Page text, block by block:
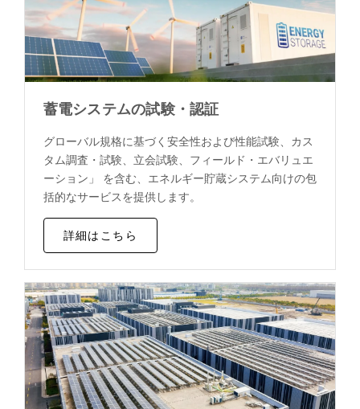
蓄電システムの試験・認証
グローバル規格に基づく安全性および性能試験、カス
タム調査・試験、立会試験、フィールド・エバリュエ
ーション」 を含む、エネルギー貯蔵システム向けの包
括的なサービスを提供します。
詳細はこちら